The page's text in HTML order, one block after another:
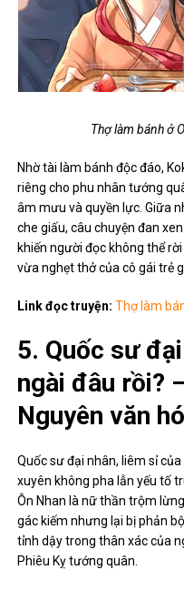
Thợ làm bánh ở
Nhờ tài làm bánh độc đáo,
riêng cho phu nhân tướng
âm mưu và quyền lực. Giữa
che giấu, câu chuyện đan
khiến người đọc không thể
vừa nghẹt thở của cô gái trẻ
Link đọc truyện:Thợ làm
5. Quốc sư
ngài đâu rồi?
Nguyên văn
Quốc sư đại nhân, liêm sỉ
xuyên không pha lẫn yếu tố
Ôn Nhan là nữ thần trộm
gác kiếm nhưng lại bị phản
tỉnh dậy trong thân xác của
Phiêu Kỵ tướng quân.